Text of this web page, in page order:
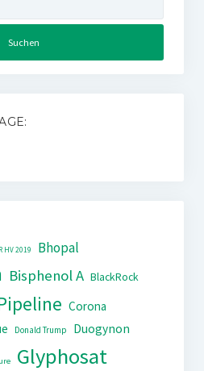
HV 2019 Bhopal
Bisphenol A BlackRock
Corona
Donald Trump
Duogynon
Glyphosat